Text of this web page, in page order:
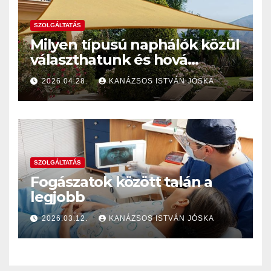
SZOLGÁLTATÁS
Milyen típusú naphálók közül
választhatunk és hová
szereltessünk naphálót
napellenző helyett?
2026.04.28. KANÁZSOS ISTVÁN JÓSKA
SZOLGÁLTATÁS
Fogászatok között talán a
legjobb
2026.03.12. KANÁZSOS ISTVÁN JÓSKA